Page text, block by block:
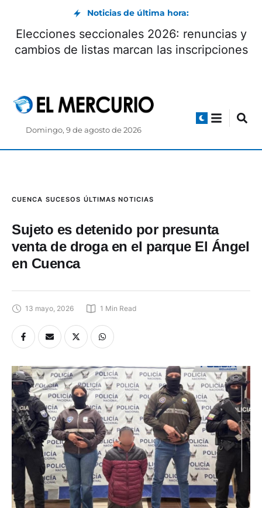
Noticias de última hora:
Elecciones seccionales 2026: renuncias y
cambios de listas marcan las inscripciones
Domingo, 9 de agosto de 2026
CUENCA SUCESOS ÚLTIMAS NOTICIAS
Sujeto es detenido por presunta
venta de droga en el parque El Ángel
en Cuenca
13 mayo, 2026 1 Min Read